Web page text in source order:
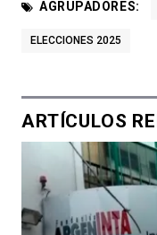
AGRUPADORES:
ELECCIONES 2025
ARTÍCULOS